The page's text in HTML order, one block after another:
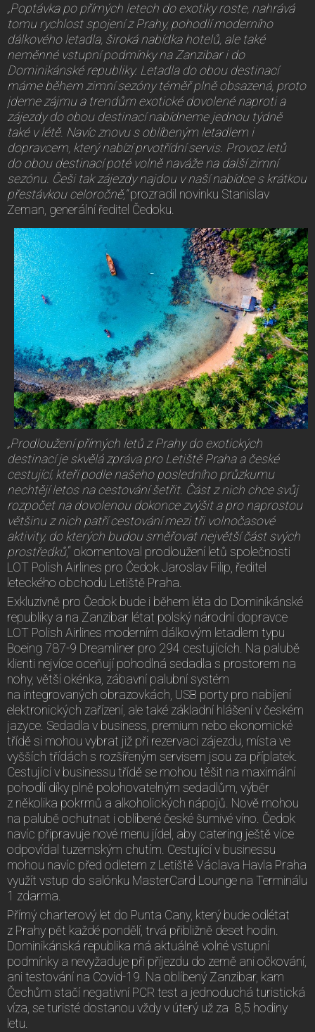
„Poptávka po přímých letech do exotiky roste, nahrává
tomu rychlost spojení z Prahy, pohodlí moderního
dálkového letadla, široká nabídka hotelů, ale také
neměnné vstupní podmínky na Zanzibar i do
Dominikánské republiky. Letadla do obou destinací
máme během zimní sezóny téměř plně obsazená, proto
jdeme zájmu a trendům exotické dovolené naproti a
zájezdy do obou destinací nabídneme jednou týdně
také v létě. Navíc znovu s oblíbeným letadlem i
dopravcem, který nabízí prvotřídní servis. Provoz letů
do obou destinací poté volně naváže na další zimní
sezónu. Češi tak zájezdy najdou v naší nabídce s krátkou
přestávkou celoročně,“prozradil novinku Stanislav
Zeman, generální ředitel Čedoku.
„Prodloužení přímých letů z Prahy do exotických
destinací je skvělá zpráva pro Letiště Praha a české
cestující, kteří podle našeho posledního průzkumu
nechtějí letos na cestování šetřit. Část z nich chce svůj
rozpočet na dovolenou dokonce zvýšit a pro naprostou
většinu z nich patří cestování mezi tři volnočasové
aktivity, do kterých budou směřovat největší část svých
prostředků,“ okomentoval prodloužení letů společnosti
LOT Polish Airlines pro Čedok Jaroslav Filip, ředitel
leteckého obchodu Letiště Praha.
Exkluzivně pro Čedok bude i během léta do Dominikánské
republiky a na Zanzibar létat polský národní dopravce
LOT Polish Airlines moderním dálkovým letadlem typu
Boeing 787-9 Dreamliner pro 294 cestujících. Na palubě
klienti nejvíce oceňují pohodlná sedadla s prostorem na
nohy, větší okénka, zábavní palubní systém
na integrovaných obrazovkách, USB porty pro nabíjení
elektronických zařízení, ale také základní hlášení v českém
jazyce. Sedadla v business, premium nebo ekonomické
třídě si mohou vybrat již při rezervaci zájezdu, místa ve
vyšších třídách s rozšířeným servisem jsou za příplatek.
Cestující v businessu třídě se mohou těšit na maximální
pohodlí díky plně polohovatelným sedadlům, výběr
z několika pokrmů a alkoholických nápojů. Nově mohou
na palubě ochutnat i oblíbené české šumivé víno. Čedok
navíc připravuje nové menu jídel, aby catering ještě více
odpovídal tuzemským chutím. Cestující v businessu
mohou navíc před odletem z Letiště Václava Havla Praha
využít vstup do salónku MasterCard Lounge na Terminálu
1 zdarma.
Přímý charterový let do Punta Cany, který bude odlétat
z Prahy pět každé pondělí, trvá přibližně deset hodin.
Dominikánská republika má aktuálně volné vstupní
podmínky a nevyžaduje při příjezdu do země ani očkování,
ani testování na Covid-19. Na oblíbený Zanzibar, kam
Čechům stačí negativní PCR test a jednoduchá turistická
víza, se turisté dostanou vždy v úterý už za 8,5 hodiny
letu.